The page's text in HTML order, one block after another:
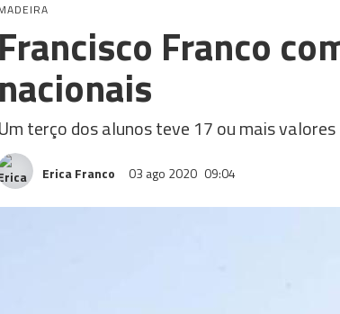
Francisco Franco
nacionais
Um terço dos alunos teve 17 ou mais valores
Erica Franco 03 ago 2020 09:04